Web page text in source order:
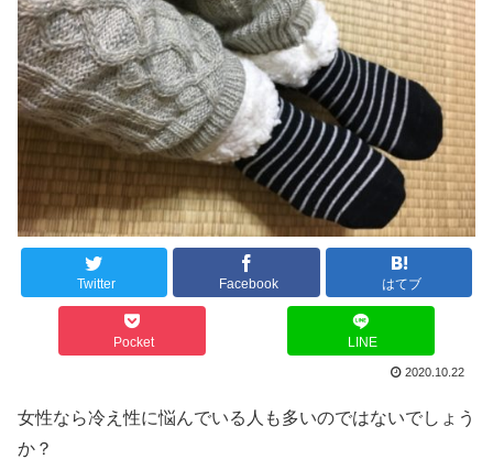
Twitter Facebook はてブ
Pocket LINE
2020.10.22
女性なら冷え性に悩んでいる人も多いのではないでしょう
か？